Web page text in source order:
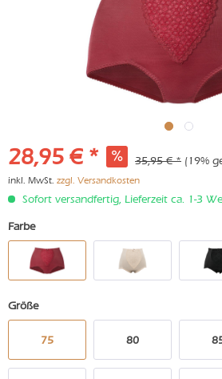
28,95 € * 35,95 € * (19%
inkl. MwSt. zzgl. Versandkosten
Sofort versandfertig, Lieferzeit ca. 1-3
Farbe
Größe
75 80